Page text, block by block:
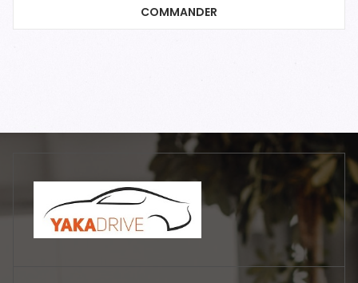
COMMANDER